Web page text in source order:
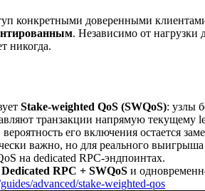
конкретными доверенными
. Независимо от нагрузки
никогда.
Stake-weighted QoS (SWQoS): узлы
транзакции напрямую текущему
его включения остается
важно, но для реального
на dedicated RPC-эндпоинтах.
Dedicated RPC + SWQoS и
advanced/stake-weighted-qos